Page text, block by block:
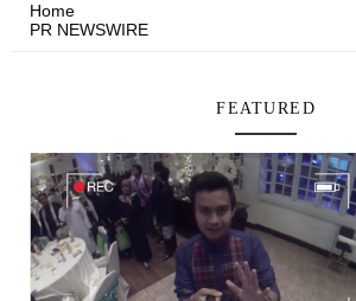
Home
PR NEWSWIRE
FEATURED